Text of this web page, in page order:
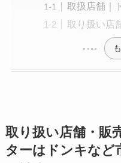
取扱店舗｜
取り扱い店
取り扱い店舗・販
ターはドンキなど